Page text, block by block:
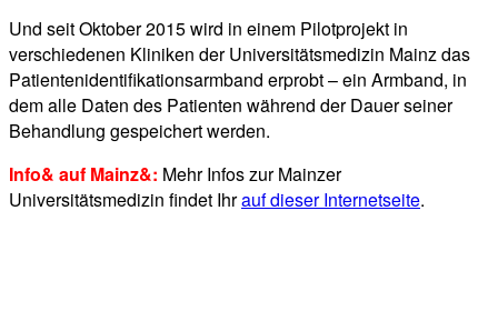
Und seit Oktober 2015 wird in einem Pilotprojekt in
verschiedenen Kliniken der Universitätsmedizin Mainz das
Patientenidentifikationsarmband erprobt – ein Armband, in
dem alle Daten des Patienten während der Dauer seiner
Behandlung gespeichert werden.
Info& auf Mainz&: Mehr Infos zur Mainzer
Universitätsmedizin findet Ihrauf dieser Internetseite.